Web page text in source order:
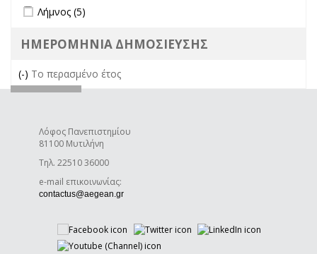
Apply Λήμνος filter
Λήμνος (5)
ΗΜΕΡΟΜΗΝΙΑ ΔΗΜΟΣΙΕΥΣΗΣ
(-) Remove Το περασμένο έτος filter
Το περασμένο έτος
Λόφος Πανεπιστημίου
81100 Μυτιλήνη
Τηλ. 22510 36000
e-mail επικοινωνίας:
contactus@aegean.gr